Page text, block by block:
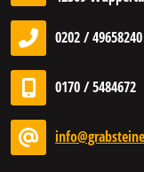
0202 / 49658240
0170 / 5484672